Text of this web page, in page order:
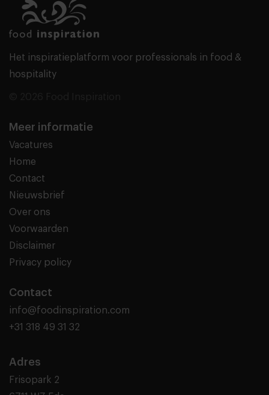
Het inspiratieplatform voor professionals in food &
hospitality
Meer informatie
Vacatures
Home
Contact
Nieuwsbrief
Over ons
Voorwaarden
Disclaimer
Privacy policy
Contact
info@foodinspiration.com
+31 318 49 31 32
Adres
Frisopark 2